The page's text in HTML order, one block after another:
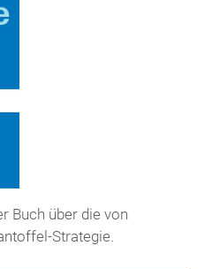
Buch über die von
Strategie.